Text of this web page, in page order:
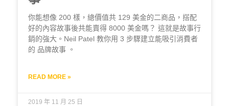
你能想像 200 樣，總價值共 129 美金的二商品，搭配
好的內容故事後共能賣得 8000 美金嗎？ 這就是故事行
銷的強大。Neil Patel 教你用 3 步驟建立能吸引消費者
的 品牌故事 。
READ MORE »
2019 年 11 月 25 日